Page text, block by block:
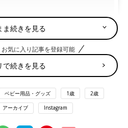
シェアした投稿 2017 1月 19 7:59午後 PST
、雨の日には家の中のおもちゃで
集中力も身につく最高の遊び」と
ま続きを見る
気に入り記事を登録可能
で続きを見る
ベビー用品・グッズ 1歳 2歳
アーカイブ Instagram